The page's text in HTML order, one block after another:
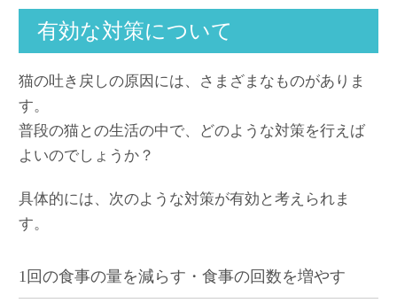
有効な対策について
猫の吐き戻しの原因には、さまざまなものがありま
す。
普段の猫との生活の中で、どのような対策を行えば
よいのでしょうか？
具体的には、次のような対策が有効と考えられま
す。
1回の食事の量を減らす・食事の回数を増やす